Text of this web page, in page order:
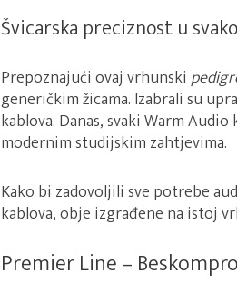
Švicarska preciznost u
Prepoznajući ovaj vrhunski
generičkim žicama. Izabrali su
kablova. Danas, svaki Warm
modernim studijskim zahtjevima.
Kako bi zadovoljili sve potrebe
kablova, obje izgrađene na istoj
Premier Line –